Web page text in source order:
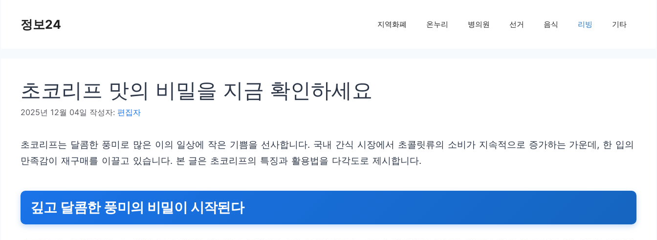
정보24 지역화폐 온누리 병의원 선거 음식 리빙 기타
초코리프 맛의 비밀을 지금 확인하세요
2025년 12월 04일 작성자: 편집자
초코리프는 달콤한 풍미로 많은 이의 일상에 작은 기쁨을 선사합니다. 국내 간식 시장에서 초콜릿류의 소비가 지속적으로 증가하는 가운데, 한 입의
만족감이 재구매를 이끌고 있습니다. 본 글은 초코리프의 특징과 활용법을 다각도로 제시합니다.
깊고 달콤한 풍미의 비밀이 시작된다